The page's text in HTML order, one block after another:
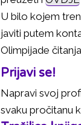
U bilo kojem
javiti putem
Olimpijade
Prijavi se!
Napravi svoj
svaku pročitanu